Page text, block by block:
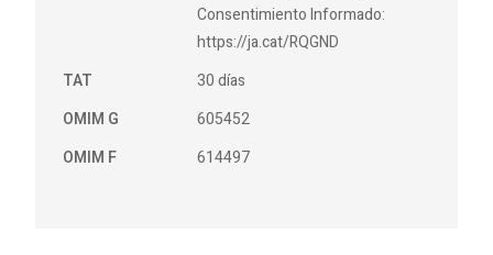
Consentimiento Informado:
https://ja.cat/RQGND
TAT
30 días
OMIM G
605452
OMIM F
614497